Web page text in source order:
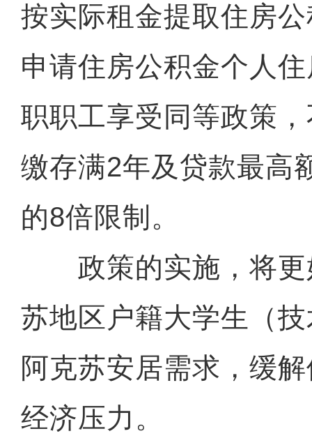
按实际租金提取住房
申请住房公积金个人
职职工享受同等政策
缴存满2年及贷款最高
的8倍限制。
政策的实施，将更
苏地区户籍大学生（
阿克苏安居需求，缓
经济压力。